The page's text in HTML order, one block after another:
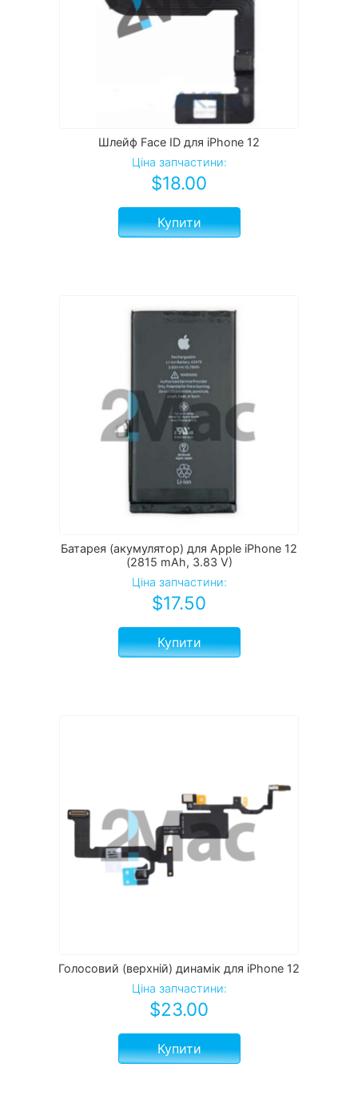
Шлейф Face ID для iPhone 12
Ціна запчастини:
$18.00
Купити
Батарея (акумулятор) для Apple iPhone 12
(2815 mAh, 3.83 V)
Ціна запчастини:
$17.50
Купити
Голосовий (верхній) динамік для iPhone 12
Ціна запчастини:
$23.00
Купити